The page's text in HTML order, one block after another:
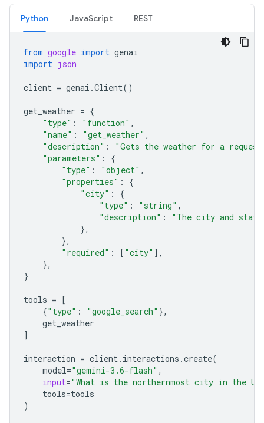
Python JavaScript REST
from google import genai
import json
client = genai .Client()
get_weather = {
"type" : "function" ,
"name" : "get_weather" ,
"description" :
"Gets the weather for a
"parameters" :
{
"type" : "object" ,
"properties" :
{
"city" :
{
"type" : "string" ,
"description" :
"The city and
},
},
"required" : [ "city" ],
},
}
tools =
[
{"type" : "google_search" },
get_weather
]
interaction = client. interactions .create(
model="gemini-3.6-flash" ,
input="What is the northernmost city in the
tools=tools
)